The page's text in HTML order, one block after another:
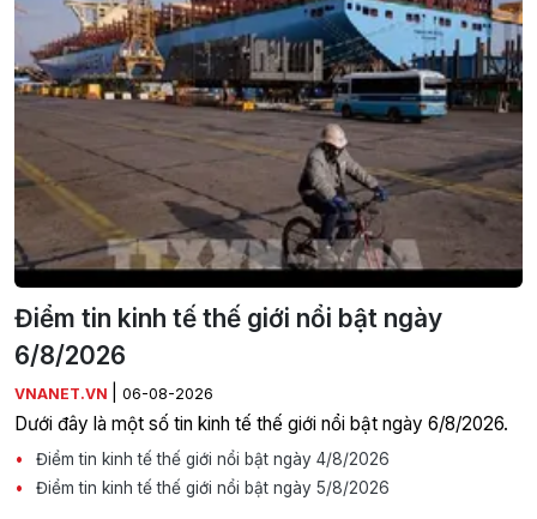
Điểm tin kinh tế thế giới nổi bật ngày
6/8/2026
VNANET.VN 06-08-2026
Dưới đây là một số tin kinh tế thế giới nổi bật ngày 6/8/2026.
Điểm tin kinh tế thế giới nổi bật ngày 4/8/2026
Điểm tin kinh tế thế giới nổi bật ngày 5/8/2026